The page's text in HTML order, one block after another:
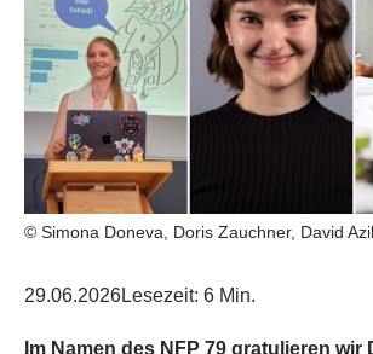
© Simona Doneva, Doris Zauchner, David
29.06.2026Lesezeit: 6 Min.
Im Namen des NFP 79 gratulieren wir